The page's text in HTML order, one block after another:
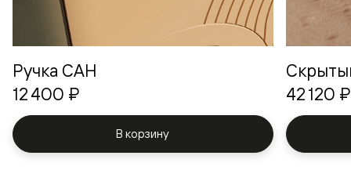
Ручка САН
12 400 ₽
В корзину
42 120 ₽